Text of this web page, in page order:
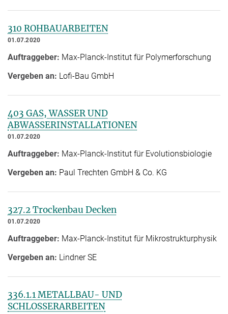
310 ROHBAUARBEITEN
01.07.2020
Auftraggeber: Max-Planck-Institut für Polymerforschung
Vergeben an: Lofi-Bau GmbH
403 GAS, WASSER UND
ABWASSERINSTALLATIONEN
01.07.2020
Auftraggeber: Max-Planck-Institut für Evolutionsbiologie
Vergeben an: Paul Trechten GmbH & Co. KG
327.2 Trockenbau Decken
01.07.2020
Auftraggeber: Max-Planck-Institut für Mikrostrukturphysik
Vergeben an: Lindner SE
336.1.1 METALLBAU- UND
SCHLOSSERARBEITEN